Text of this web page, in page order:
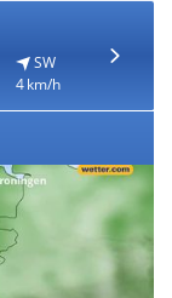
SW
4 km/h